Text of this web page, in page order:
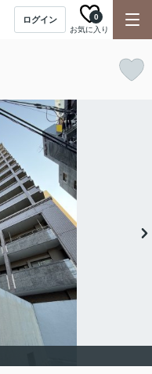
ログイン
お気に入り
0